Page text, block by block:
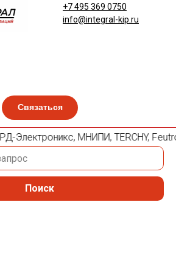
Связаться
+7 495 369 0750
info@integral-kip.ru
МНИПИ, TERCHY,
Поиск